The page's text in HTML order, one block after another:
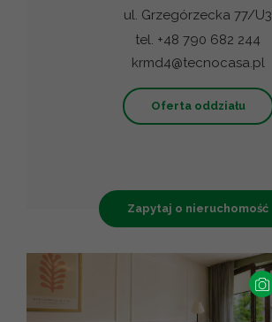
ul. Grzegórzecka 77/U3
tel. +48 790 682 244
krmd4@tecnocasa.pl
Oferta oddziału
Zapytaj o nieruchomość
−